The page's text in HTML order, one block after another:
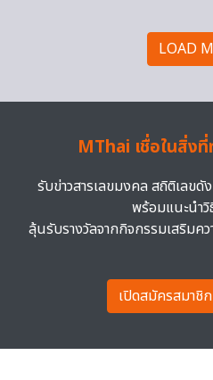
LOAD
MThai เชื่อในสิ่งที่
รับข่าวสารเลขมงคล สถิติเลขดั
พร้อมแนะนำวิ
ลุ้นรับรางวัลจากกิจกรรมเสริมค
เปิดสมัครสมาชิ